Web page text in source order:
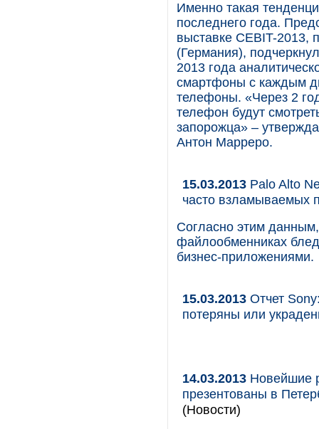
Именно такая
последнего года.
выставке CEBIT-2013,
(Германия),
2013 года
смартфоны с каждым
телефоны. «Через 2
телефон будут
запорожца» –
Антон Марреро.
15.03.2013 Palo Alto
часто взламываемых
Согласно этим
файлообменниках
бизнес-приложениями.
15.03.2013 Отчет
потеряны или
14.03.2013 Новейшие
презентованы в
(Новости)